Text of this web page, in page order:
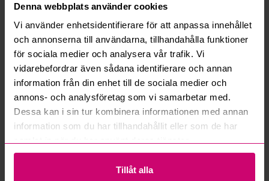
Denna webbplats använder cookies
Vi använder enhetsidentifierare för att anpassa innehållet
och annonserna till användarna, tillhandahålla funktioner
för sociala medier och analysera vår trafik. Vi
vidarebefordrar även sådana identifierare och annan
information från din enhet till de sociala medier och
annons- och analysföretag som vi samarbetar med.
Dessa kan i sin tur kombinera informationen med annan
information som du har tillhandahållit eller som de har
Tillåt alla
Kan jag ångra ett bud?
Kan ni frakta mina vunna objekt?
Läs fler frågor och svar
Mer från samma kategori